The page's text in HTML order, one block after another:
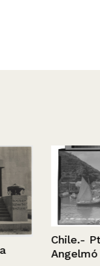
Chile.- Pto.
Angelmó